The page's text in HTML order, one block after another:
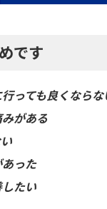
です
っても良くならな
がある
った
たい